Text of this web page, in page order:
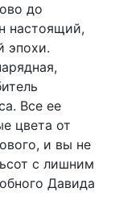
до
настоящий,
эпохи.
Все ее
цвета от
и вы не
с лишним
Давида